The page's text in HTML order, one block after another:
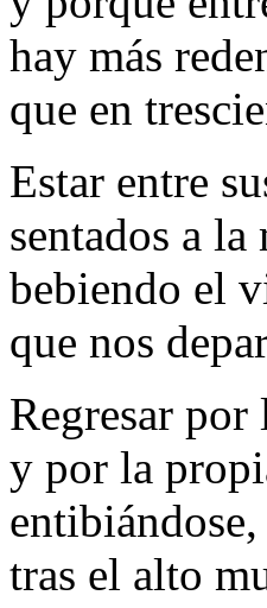
hay más
que en
Estar entre
sentados a la
bebiendo el
que nos
Regresar por
y por la
entibiándose,
tras el alto